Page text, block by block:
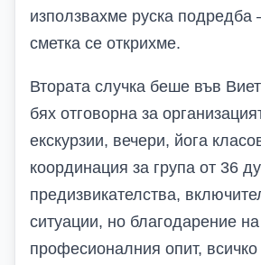
използвахме руска подредба
сметка се открихме.
Втората случка беше във
бях отговорна за
екскурзии, вечери, йога
координация за група от 36
предизвикателства,
ситуации, но благодарение на
професионалния опит,